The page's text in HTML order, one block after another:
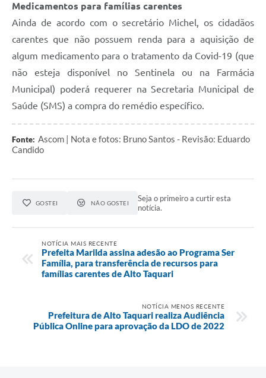
Medicamentos para famílias carentes
Ainda de acordo com o secretário Michel, os cidadãos
carentes que não possuem renda para a aquisição de
algum medicamento para o tratamento da Covid-19 (que
não esteja disponível no Sentinela ou na Farmácia
Municipal) poderá requerer na Secretaria Municipal de
Saúde (SMS) a compra do remédio específico.
Fonte: Ascom | Nota e fotos: Bruno Santos - Revisão: Eduardo
Candido
GOSTEI NÃO GOSTEI
Seja o primeiro a curtir esta
notícia.
NOTÍCIA MAIS RECENTE
Prefeita Marilda assina adesão ao Programa Ser
Família, para transferência de recursos para
famílias carentes de Alto Taquari
NOTÍCIA MENOS RECENTE
Prefeitura de Alto Taquari realiza Audiência
Pública Online para aprovação da LDO de 2022